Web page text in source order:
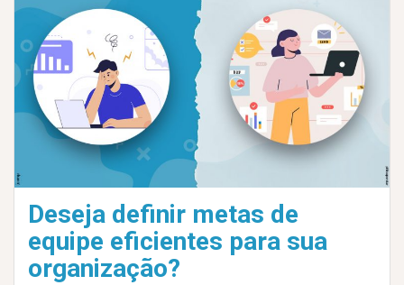
Deseja definir metas de
equipe eficientes para sua
organização?